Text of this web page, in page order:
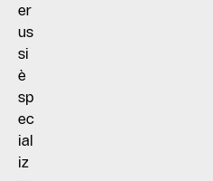
er
us
si
è
sp
ec
ial
iz